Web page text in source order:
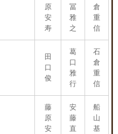
原
安
寿
冨
雅
之
倉
重
信
田
口
俊
葛
口
雅
行
石
倉
重
信
藤
原
安
安
藤
直
船
山
基